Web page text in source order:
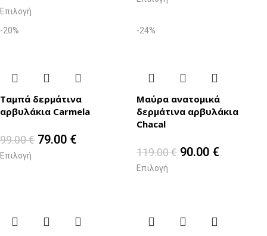
Επιλογή
-20%
Ταμπά δερμάτινα
αρβυλάκια Carmela
99.00€ 79.00 €
Επιλογή
-24%
Μαύρα ανατομικά
δερμάτινα αρβυλάκια
Chacal
119.00€ 90.00 €
Επιλογή